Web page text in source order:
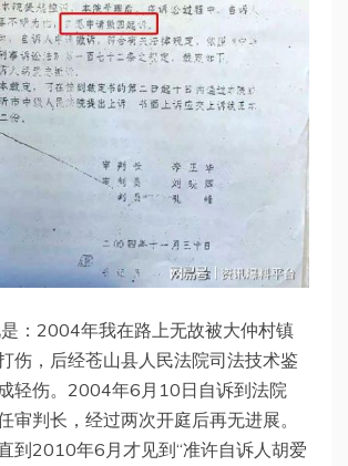
2004年我在路上无故被大仲村镇
伤，后经苍山县人民法院司法技术鉴
轻伤。2004年6月10日自诉到法院
审判长，经过两次开庭后再无进展。
到2010年6月才见到“准许自诉人胡爱